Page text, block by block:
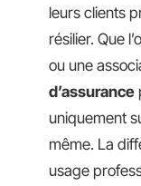
leurs clients
résilier. Que
ou une
d’assurance
uniquement
même. La
usage